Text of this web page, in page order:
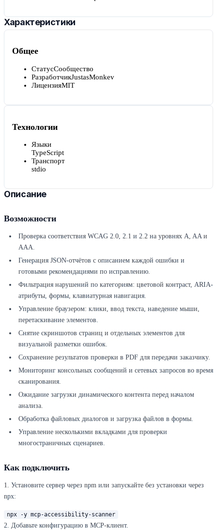
Характеристики
Общее
СтатусСообщество
РазработчикJustasMonkev
ЛицензияMIT
Технологии
Языки
TypeScript
Транспорт
stdio
Описание
Возможности
Проверка соответствия WCAG 2.0, 2.1 и 2.2 на уровнях A, AA и
AAA.
Генерация JSON-отчётов с описанием каждой ошибки и
готовыми рекомендациями по исправлению.
Фильтрация нарушений по категориям: цветовой контраст, ARIA-
атрибуты, формы, клавиатурная навигация.
Управление браузером: клики, ввод текста, наведение мыши,
перетаскивание элементов.
Снятие скриншотов страниц и отдельных элементов для
визуальной разметки ошибок.
Сохранение результатов проверки в PDF для передачи заказчику.
Мониторинг консольных сообщений и сетевых запросов во время
сканирования.
Ожидание загрузки динамического контента перед началом
анализа.
Обработка файловых диалогов и загрузка файлов в формы.
Управление несколькими вкладками для проверки
многостраничных сценариев.
Как подключить
1. Установите сервер через npm или запускайте без установки через
npx:
npx -y mcp-accessibility-scanner
2. Добавьте конфигурацию в MCP-клиент.